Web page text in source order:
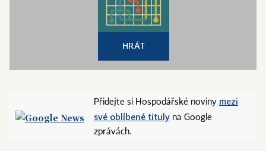
HRÁT
Přidejte si Hospodářské noviny mezi
své oblíbené tituly na Google
zprávách.